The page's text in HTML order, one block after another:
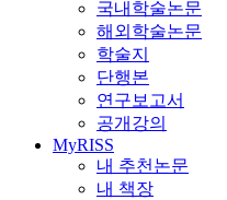
국내학술논문
해외학술논문
학술지
단행본
연구보고서
공개강의
MyRISS
내 추천논문
내 책장